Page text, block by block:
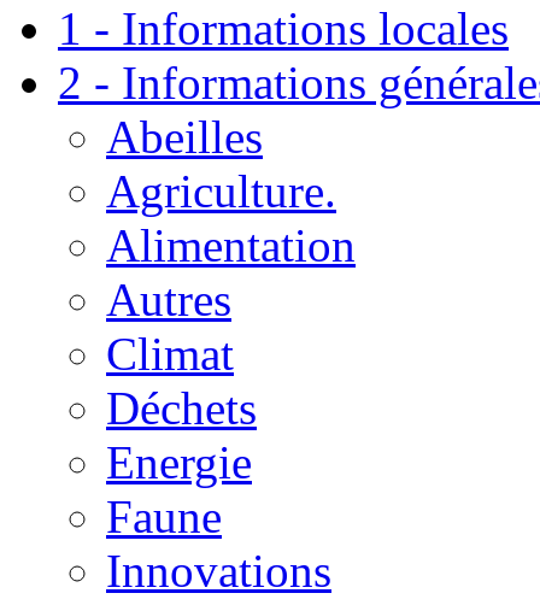
1 - Informations locales
2 - Informations
Abeilles
Agriculture.
Alimentation
Autres
Climat
Déchets
Energie
Faune
Innovations